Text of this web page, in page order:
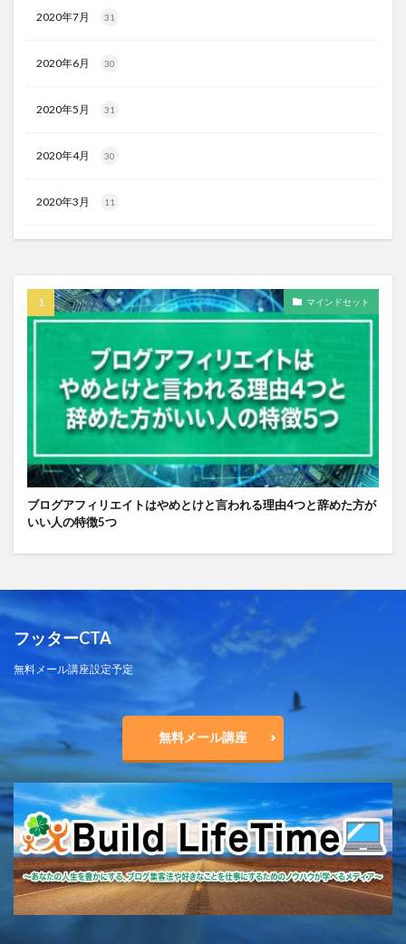
2020年7月 31
2020年6月 30
2020年5月 31
2020年4月 30
2020年3月 11
マインドセット
ブログアフィリエイトはやめとけと言われる理由4つと辞めた方が
いい人の特徴5つ
フッターCTA
無料メール講座設定予定
無料メール講座